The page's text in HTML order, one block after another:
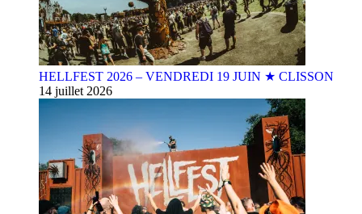
HELLFEST 2026 – VENDREDI 19 JUIN ★ CLISSON
14 juillet 2026